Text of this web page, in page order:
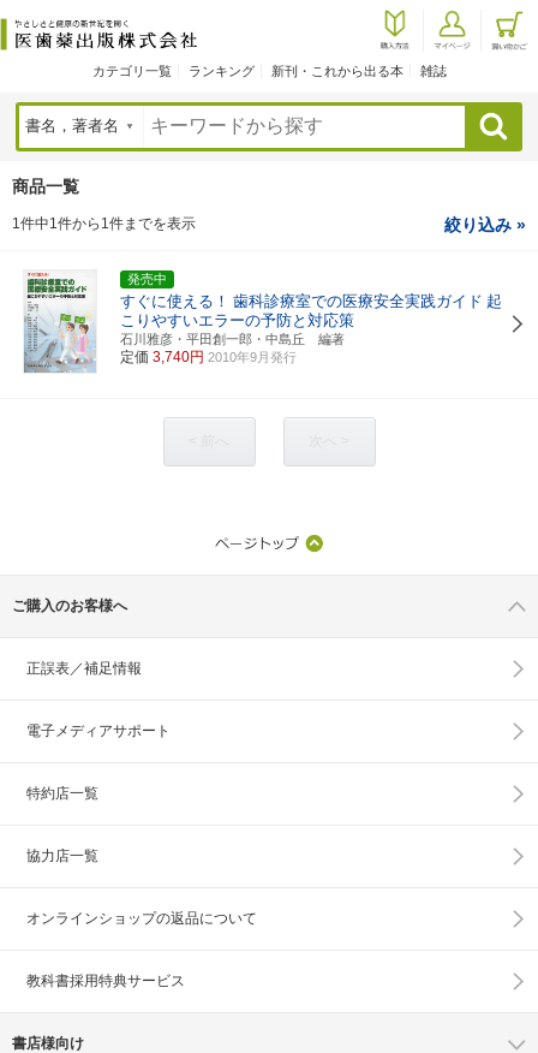
カテゴリ一覧 ランキング 新刊・これから出る本 雑誌
検索
商品一覧
1件中1件から1件までを表示 絞り込み »
発売中
すぐに使える！ 歯科診療室での医療安全実践ガイド 起
こりやすいエラーの予防と対応策
石川雅彦・平田創一郎・中島丘 編著
定価 3,740円 2010年9月発行
ご購入のお客様へ
正誤表／補足情報
電子メディアサポート
特約店一覧
協力店一覧
オンラインショップの返品について
教科書採用特典サービス
書店様向け